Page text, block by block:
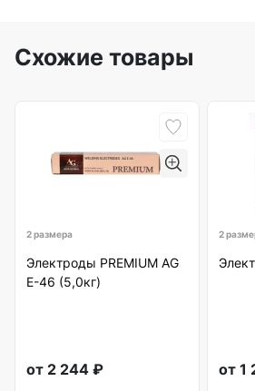
Схожие товары
2 размера
Электроды PREMIUM AG
E-46 (5,0кг)
от 2 244 ₽
2
от 1